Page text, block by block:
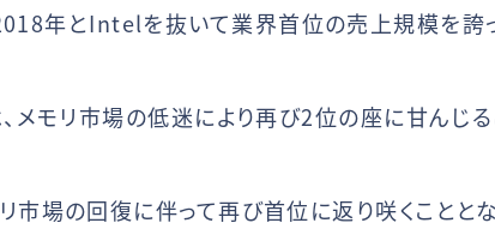
年とIntelを抜いて業界首位の売上規模を誇
モリ市場の低迷により再び2位の座に甘んじる
市場の回復に伴って再び首位に返り咲くこととな